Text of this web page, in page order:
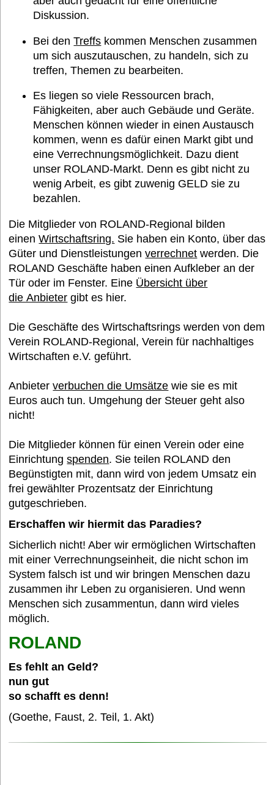
Diskussion.
Bei denTreffs kommen Menschen zusammen
um sich auszutauschen, zu handeln, sich zu
treffen, Themen zu bearbeiten.
Es liegen so viele Ressourcen brach,
Fähigkeiten, aber auch Gebäude und Geräte.
Menschen können wieder in einen Austausch
kommen, wenn es dafür einen Markt gibt und
eine Verrechnungsmöglichkeit. Dazu dient
unser ROLAND-Markt. Denn es gibt nicht zu
wenig Arbeit, es gibt zuwenig GELD sie zu
bezahlen.
Die Mitglieder von ROLAND-Regional bilden
einenWirtschaftsring. Sie haben ein Konto, über das
Güter und Dienstleistungenverrechnet werden. Die
ROLAND Geschäfte haben einen Aufkleber an der
Tür oder im Fenster. Eine Übersicht über
die Anbieter gibt es hier.
Die Geschäfte des Wirtschaftsrings werden von dem
Verein ROLAND-Regional, Verein für nachhaltiges
Wirtschaften e.V. geführt.
Anbieterverbuchen die Umsätze wie sie es mit
Euros auch tun. Umgehung der Steuer geht also
nicht!
Die Mitglieder können für einen Verein oder eine
Einrichtungspenden. Sie teilen ROLAND den
Begünstigten mit, dann wird von jedem Umsatz ein
frei gewählter Prozentsatz der Einrichtung
gutgeschrieben.
Erschaffen wir hiermit das Paradies?
Sicherlich nicht! Aber wir ermöglichen Wirtschaften
mit einer Verrechnungseinheit, die nicht schon im
System falsch ist und wir bringen Menschen dazu
zusammen ihr Leben zu organisieren. Und wenn
Menschen sich zusammentun, dann wird vieles
möglich.
ROLAND
Es fehlt an Geld?
nun gut
so schafft es denn!
(Goethe, Faust, 2. Teil, 1. Akt)